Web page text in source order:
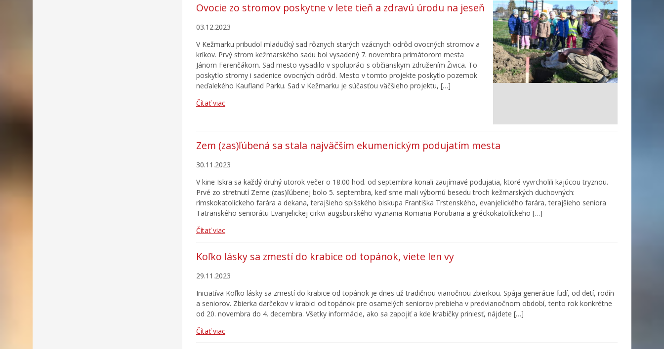
Ovocie zo stromov poskytne v lete tieň a zdravú úrodu na jeseň
03.12.2023
V Kežmarku pribudol mladučký sad rôznych starých vzácnych odrôd ovocných stromov a
kríkov. Prvý strom kežmarského sadu bol vysadený 7. novembra primátorom mesta
Jánom Ferenčákom. Sad mesto vysadilo v spolupráci s občianskym združením Živica. To
poskytlo stromy i sadenice ovocných odrôd. Mesto v tomto projekte poskytlo pozemok
neďalekého Kaufland Parku. Sad v Kežmarku je súčasťou väčšieho projektu, […]
Čítať viac
Zem (zas)ľúbená sa stala najväčším ekumenickým podujatím mesta
30.11.2023
V kine Iskra sa každý druhý utorok večer o 18.00 hod. od septembra konali zaujímavé podujatia, ktoré vyvrcholili kajúcou tryznou.
Prvé zo stretnutí Zeme (zas)ľúbenej bolo 5. septembra, keď sme mali výbornú besedu troch kežmarských duchovných:
rímskokatolíckeho farára a dekana, terajšieho spišského biskupa Františka Trstenského, evanjelického farára, terajšieho seniora
Tatranského seniorátu Evanjelickej cirkvi augsburského vyznania Romana Porubäna a gréckokatolíckeho […]
Čítať viac
Koľko lásky sa zmestí do krabice od topánok, viete len vy
29.11.2023
Iniciatíva Koľko lásky sa zmestí do krabice od topánok je dnes už tradičnou vianočnou zbierkou. Spája generácie ľudí, od detí, rodín
a seniorov. Zbierka darčekov v krabici od topánok pre osamelých seniorov prebieha v predvianočnom období, tento rok konkrétne
od 20. novembra do 4. decembra. Všetky informácie, ako sa zapojiť a kde krabičky priniesť, nájdete […]
Čítať viac